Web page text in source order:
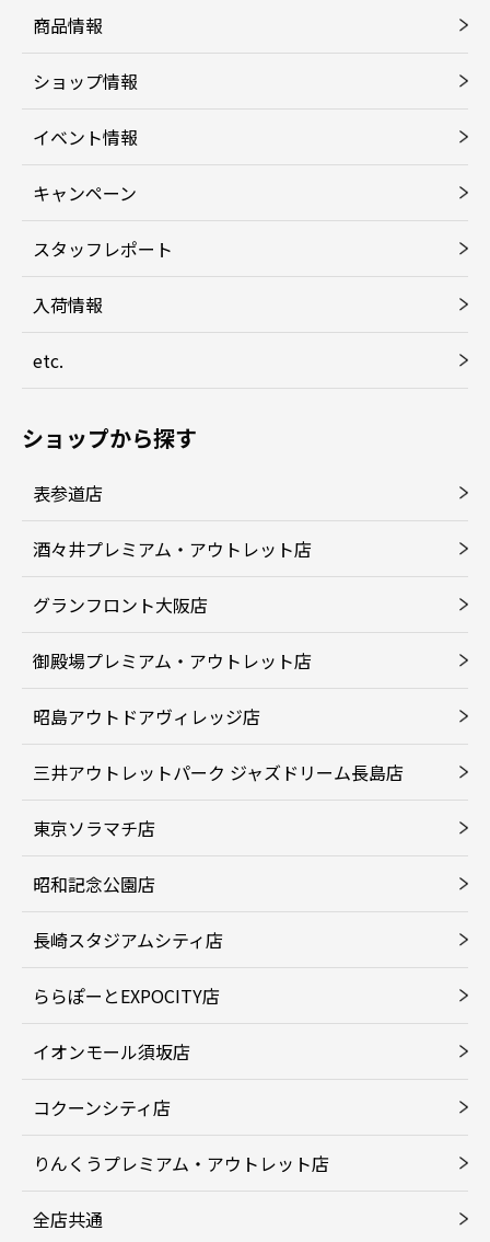
商品情報
ショップ情報
イベント情報
キャンペーン
スタッフレポート
入荷情報
etc.
ショップから探す
表参道店
酒々井プレミアム・アウトレット店
グランフロント大阪店
御殿場プレミアム・アウトレット店
昭島アウトドアヴィレッジ店
三井アウトレットパーク ジャズドリーム長島店
東京ソラマチ店
昭和記念公園店
長崎スタジアムシティ店
ららぽーとEXPOCITY店
イオンモール須坂店
コクーンシティ店
りんくうプレミアム・アウトレット店
全店共通